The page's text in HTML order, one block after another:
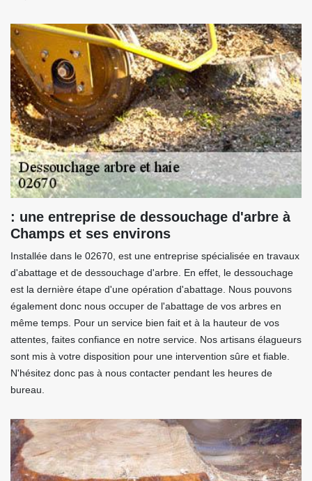
: une entreprise de dessouchage d'arbre à
Champs et ses environs
Installée dans le 02670, est une entreprise spécialisée en travaux
d'abattage et de dessouchage d'arbre. En effet, le dessouchage
est la dernière étape d'une opération d'abattage. Nous pouvons
également donc nous occuper de l'abattage de vos arbres en
même temps. Pour un service bien fait et à la hauteur de vos
attentes, faites confiance en notre service. Nos artisans élagueurs
sont mis à votre disposition pour une intervention sûre et fiable.
N'hésitez donc pas à nous contacter pendant les heures de
bureau.